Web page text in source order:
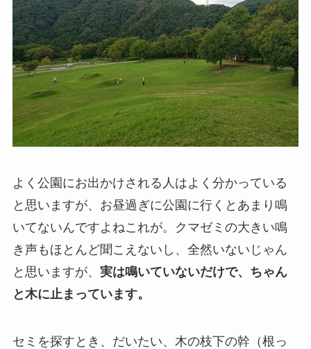
よく公園にお出かけされる人はよく分かっている
と思いますが、お昼過ぎに公園に行くとあまり鳴
いてないんですよねこれが。クマゼミの大きい鳴
き声もほとんど聞こえないし、全然いないじゃん
と思いますが、 実は鳴いていないだけで、ちゃん
と木に止まっています。
セミを探すとき、だいたい、木の枝下の幹（根っ